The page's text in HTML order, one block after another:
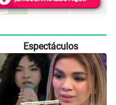
Espectáculos